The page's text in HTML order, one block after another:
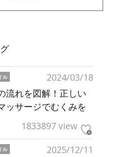
2024/03/18
ル
流れを図解！正しい
ッサージでむくみを
1833897 view
2025/12/11
ル